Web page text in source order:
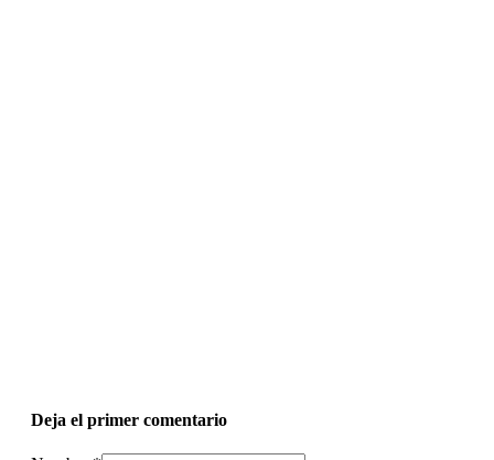
Deja el primer comentario